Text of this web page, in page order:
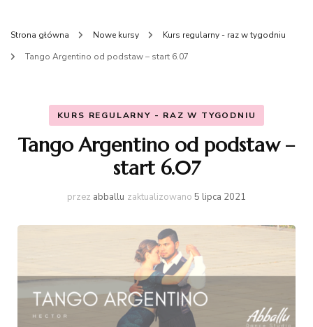
Strona główna Nowe kursy
Kurs regularny - raz w tygodniu
Tango Argentino od podstaw – start 6.07
KURS REGULARNY - RAZ W TYGODNIU
Tango Argentino od podstaw –
start 6.07
przez abballu zaktualizowano 5 lipca 2021